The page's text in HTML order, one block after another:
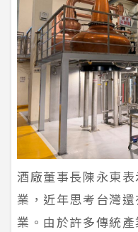
酒廠董事長陳永東
業，近年思考台灣
業。由於許多傳統